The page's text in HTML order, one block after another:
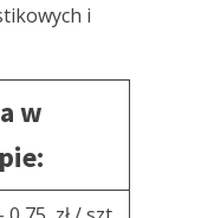
i
w